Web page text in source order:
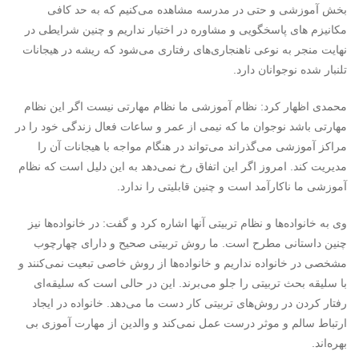
بخش آموزشی و حتی در مدرسه مشاهده می‌کنیم که به حد کافی
مکانیزم های پاسخگویی و مشاوره در اختیار نداریم و چنین شرایطی در
نهایت منجر به نوعی ناهنجاری‌های رفتاری می‌شود که ریشه در هیجانات
تلنبار شده نوجوانان دارد.
محمدی اظهار کرد: نظام آموزشی ما نظام مهارتی نیست اگر این نظام
مهارتی باشد نوجوان ما که نیمی از عمر و ساعات فعال زندگی خود را در
مراکز آموزشی می‌گذراند می‌تواند در هنگام مواجه با هیجانات آن را
مدیریت کند. امروز اگر این اتفاق رخ نمی‌دهد به این دلیل است که نظام
آموزشی ما ناکارآمد است و چنین قابلیتی را ندارد.
وی به خانواده‌ها و نظام تربیتی آنها اشاره کرد و گفت: در خانواده‌ها نیز
چنین داستانی مطرح است. ما روش تربیتی صحیح و دارای چهارچوب
مشخصی در خانواده نداریم و خانواده‌ها از روش خاصی تبعیت نمی‌کنند و
با سلیقه بحث تربیتی را جلو می‌برند. این در حالی است که سلیقه‌ای
رفتار کردن در روش‌های تربیتی کار دست ما می‌دهد. خانواده در ایجاد
ارتباط سالم و موثر درست عمل نمی‌کند و والدین از مهارت آموزی بی
بهره‌اند.